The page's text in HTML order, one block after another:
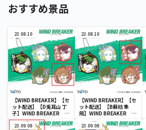
おすすめ景品
23.08.10
【WIND BREAKER】【セ
ット配送】【D兎耳山 丁
子】WIND BREAKER 名
台詞ラバーストラップ
23.08.10
【WIND BREAKER】【セ
ット配送】【B蘇枋 隼
飛】WIND BREAKER 名
台詞ラバーストラップ
23.09.08 23.09.08